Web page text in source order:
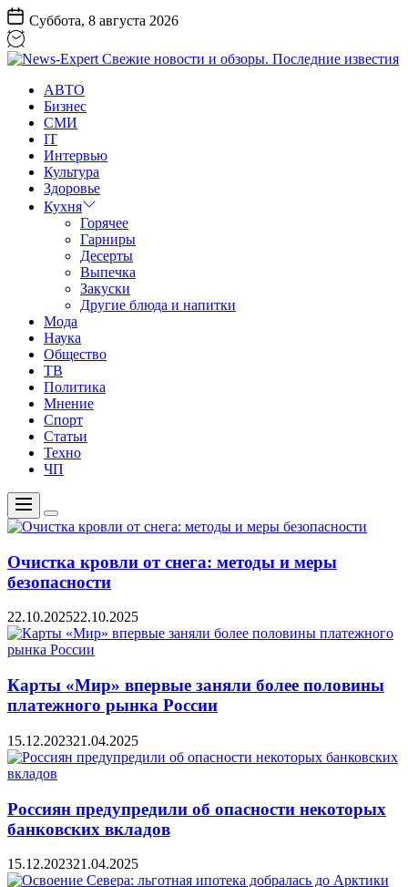
Перейти
к
содержанию
Суббота, 8 августа 2026
Expert
Свежие
новости
обзоры.
Последние
известия
АВТО
Бизнес
СМИ
IT
Интервью
Культура
Здоровье
Кухня
Горячее
Гарниры
Десерты
Выпечка
Закуски
Другие блюда и напитки
Мода
Наука
Общество
ТВ
Политика
Мнение
Спорт
Статьи
Техно
ЧП
Меню
Цвет
переключателя
Очистка кровли от снега: методы и меры
безопасности
22.10.202522.10.2025
Карты «Мир» впервые заняли более половины
платежного рынка России
15.12.202321.04.2025
Россиян предупредили об опасности некоторых
банковских вкладов
15.12.202321.04.2025